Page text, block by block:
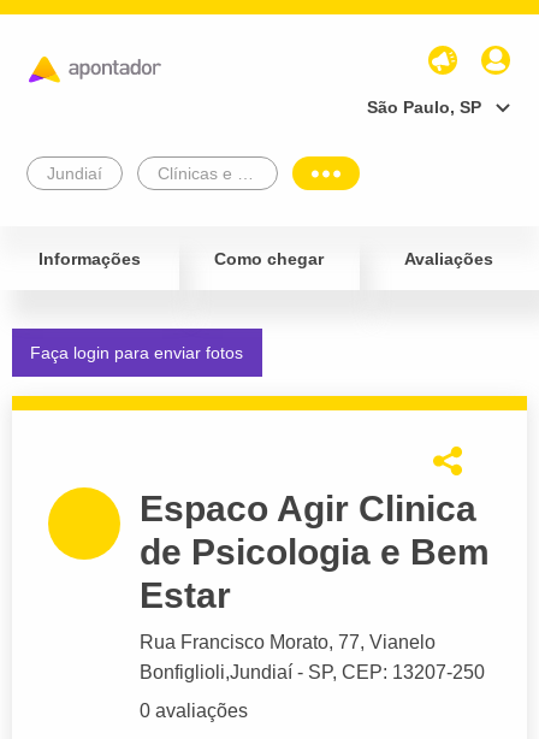
São Paulo, SP
Jundiaí
Informações Como chegar Avaliações
Faça login para enviar fotos
Espaco Agir Clinica
de Psicologia e Bem
Estar
Rua Francisco Morato, 77, Vianelo
Bonfiglioli,Jundiaí - SP, CEP: 13207-250
0 avaliações